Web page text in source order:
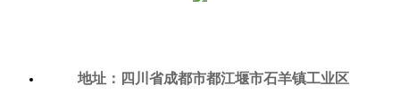
地址：四川省成都市都江堰市石羊镇工业区